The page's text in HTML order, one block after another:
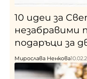
10 идеи за
незабравими
подаръци за
Мирослава Ненкова